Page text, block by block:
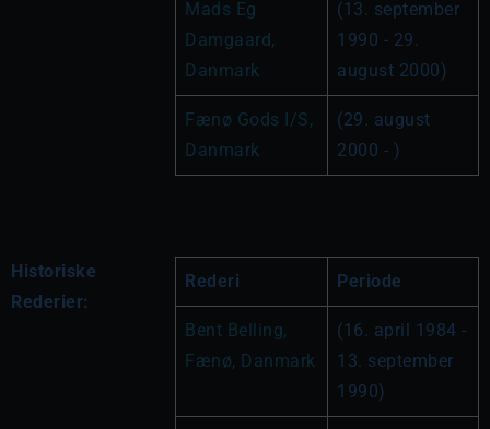
Mads Eg
Damgaard,
Danmark
(13. september
1990 - 29.
august 2000)
Fænø Gods I/S,
Danmark
(29. august
2000 - )
Historiske
Rederier:
Rederi Periode
Bent Belling,
Fænø, Danmark
(16. april 1984 -
13. september
1990)